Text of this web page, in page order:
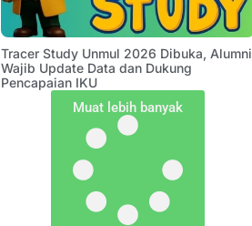
Tracer Study Unmul 2026 Dibuka, Alumni
Wajib Update Data dan Dukung
Pencapaian IKU
Muat lebih banyak